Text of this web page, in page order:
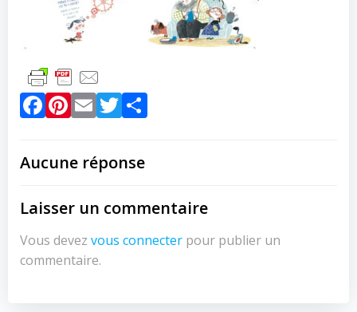
Facebook
Pinterest
EmailTwitter
Aucune réponse
Laisser un commentaire
Vous devez vous connecter pour publier un
commentaire.